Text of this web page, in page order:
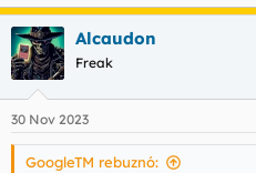
a
c
c
i
e
s
Alcaudon
Freak
30 Nov 2023
GoogleTM rebuznó: